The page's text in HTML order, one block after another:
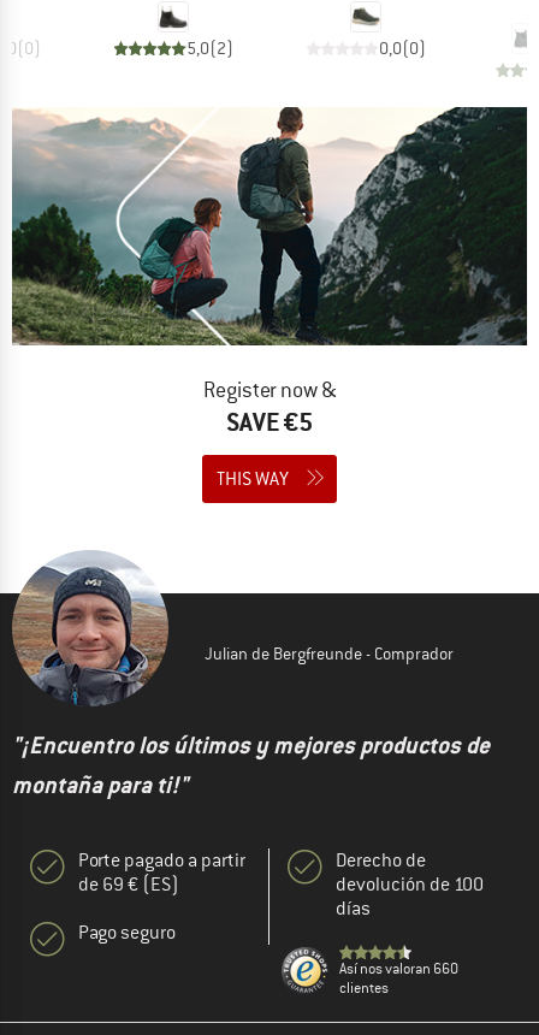
(0) 5,0(2) 0,0(0)
Register now &
SAVE €5
THIS WAY
Julian de Bergfreunde - Comprador
"¡Encuentro los últimos y mejores productos de
montaña para ti!"
Porte pagado a partir
de 69 € (ES)
Pago seguro
Derecho de
devolución de 100
días
Así nos valoran 660
clientes